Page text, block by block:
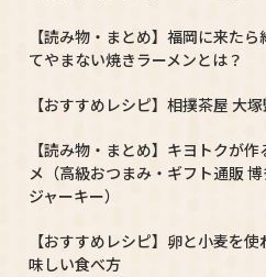
【読み物・まとめ】福岡に来た
てやまない焼きラーメンとは？
【おすすめレシピ】相撲茶屋 大
【読み物・まとめ】キヨトクが
メ（高級おつまみ・ギフト通販
ジャーキー）
【おすすめレシピ】卵と小麦を
味しい食べ方